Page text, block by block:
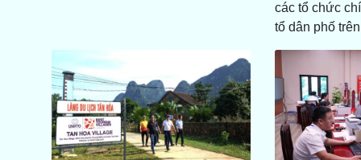
các tổ chức
tổ dân phố